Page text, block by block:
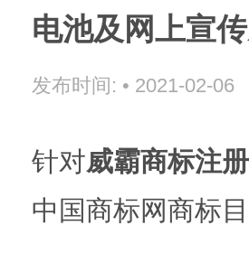
电池及网上宣
发布时间: • 2021-02-06
针对威霸商标注
中国商标网商标